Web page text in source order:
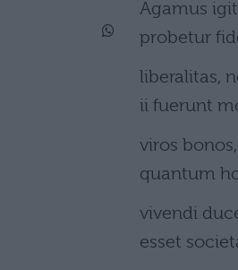
Agamus
probetur
liberalitas,
ii fuerunt
viros
quantum
vivendi
esset